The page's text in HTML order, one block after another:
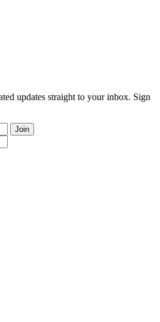
updates straight to your inbox. Sign
Join